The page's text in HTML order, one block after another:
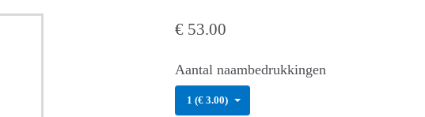
€ 53.00
Aantal naambedrukkingen
1 (€ 3.00)